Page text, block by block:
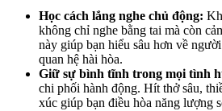
Học cách lắng nghe chủ động:
không chỉ nghe bằng tai mà còn
này giúp bạn hiểu sâu hơn về
quan hệ hài hòa.
Giữ sự bình tĩnh trong mọi tình
chi phối hành động. Hít thở sâu,
xúc giúp bạn điều hòa năng lượng